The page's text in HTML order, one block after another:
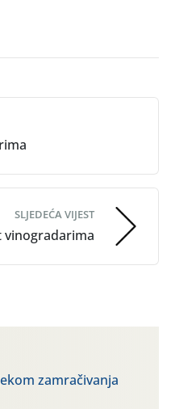
SLJEDEĆA VIJEST
vinogradarima
zamračivanja